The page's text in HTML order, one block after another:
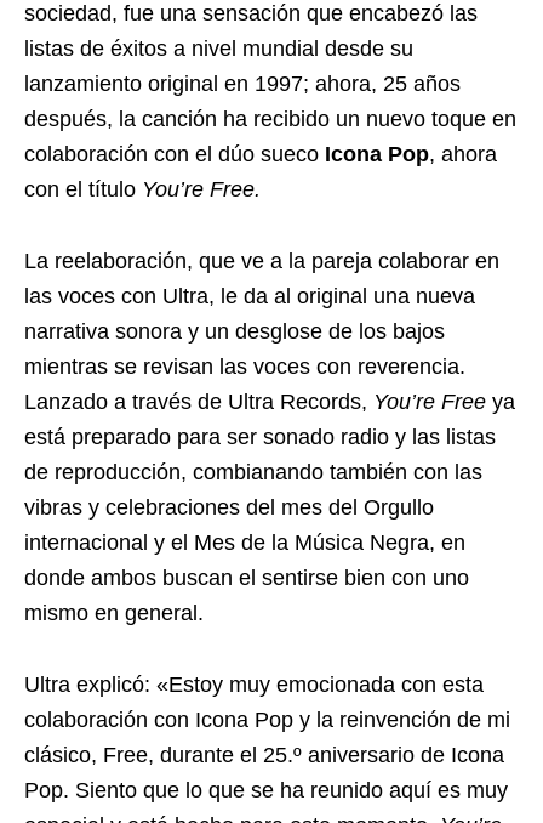
sociedad, fue una sensación que encabezó las
listas de éxitos a nivel mundial desde su
lanzamiento original en 1997; ahora, 25 años
después, la canción ha recibido un nuevo toque en
colaboración con el dúo sueco Icona Pop, ahora
con el título You’re Free.
La reelaboración, que ve a la pareja colaborar en
las voces con Ultra, le da al original una nueva
narrativa sonora y un desglose de los bajos
mientras se revisan las voces con reverencia.
Lanzado a través de Ultra Records, You’re Free ya
está preparado para ser sonado radio y las listas
de reproducción, combianando también con las
vibras y celebraciones del mes del Orgullo
internacional y el Mes de la Música Negra, en
donde ambos buscan el sentirse bien con uno
mismo en general.
Ultra explicó: «Estoy muy emocionada con esta
colaboración con Icona Pop y la reinvención de mi
clásico, Free, durante el 25.º aniversario de Icona
Pop. Siento que lo que se ha reunido aquí es muy